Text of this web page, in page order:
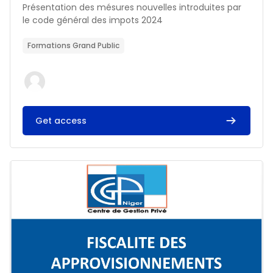
Résumé du cours :
Présentation des mésures nouvelles introduites par
le code général des impots 2024
Formations Grand Public
Get access
Image du cours FISCALITE DES APPROVISIONNEMENTS